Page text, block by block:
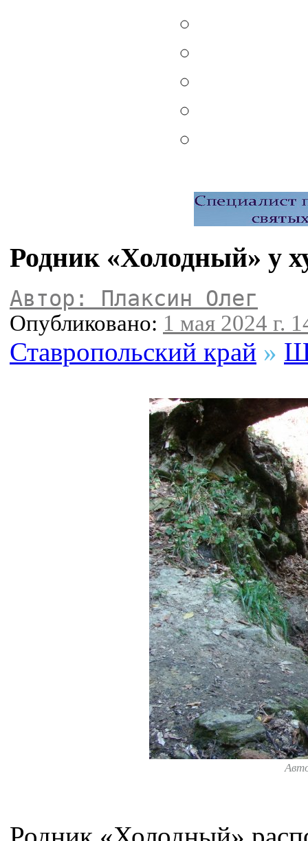
Родник «Холодный» у
Автор: Плаксин Олег
Опубликовано: 1 мая 2024 г.
Ставропольский край »